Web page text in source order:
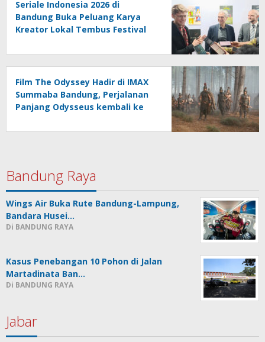
Seriale Indonesia 2026 di
Bandung Buka Peluang Karya
Kreator Lokal Tembus Festival
Film The Odyssey Hadir di IMAX
Summaba Bandung, Perjalanan
Panjang Odysseus kembali ke
Bandung Raya
Wings Air Buka Rute Bandung-Lampung,
Bandara Husei…
Di BANDUNG RAYA
Kasus Penebangan 10 Pohon di Jalan
Martadinata Ban…
Di BANDUNG RAYA
Jabar